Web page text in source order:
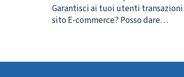
Garantisci ai tuoi utenti
sito E-commerce? Posso dare…